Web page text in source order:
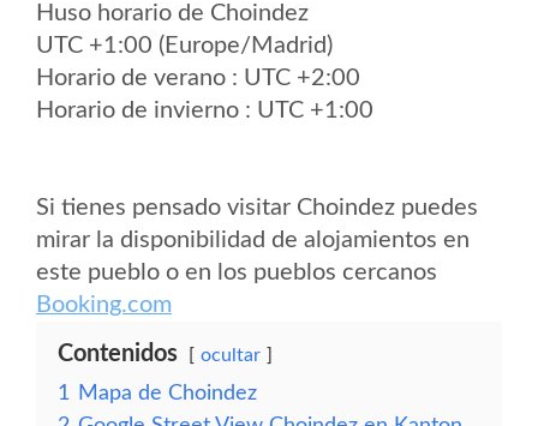
Huso horario de Choindez
UTC +1:00 (Europe/Madrid)
Horario de verano : UTC +2:00
Horario de invierno : UTC +1:00
Si tienes pensado visitar Choindez puedes
mirar la disponibilidad de alojamientos en
este pueblo o en los pueblos cercanos
Booking.com
Contenidos ocultar
1
Mapa de Choindez